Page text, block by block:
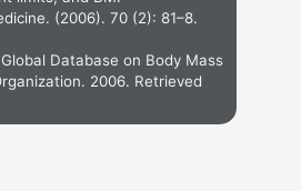
(2006). 70 (2): 81–8.
Database on Body Mass
2006. Retrieved